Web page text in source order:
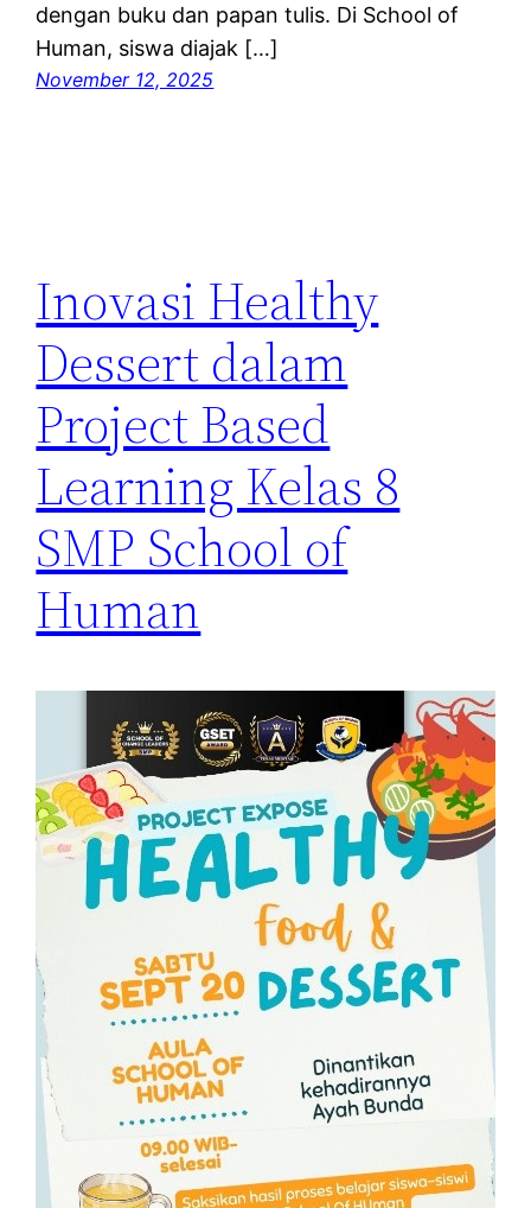
dengan buku dan papan tulis. Di School of
Human, siswa diajak […]
November 12, 2025
Inovasi Healthy
Dessert dalam
Project Based
Learning Kelas 8
SMP School of
Human